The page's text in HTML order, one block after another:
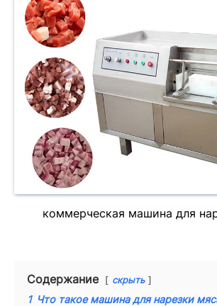
коммерческая машина для
Содержание скрыть
1 Что такое машина для нарезки